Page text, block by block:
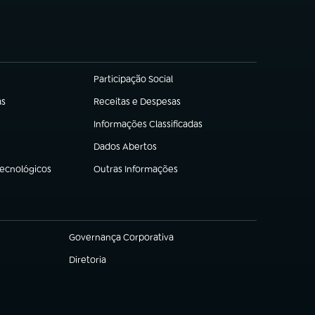
Participação Social
(abre em nova aba)
Receitas e Despesas
(abre em nova aba)
Informações Classificadas
(abre em nova aba)
Dados Abertos
(abre em nova aba)
Outras Informações
(abre em nova aba)
Governança Corporativa
(abre em nova aba)
Diretoria
(abre em nova aba)